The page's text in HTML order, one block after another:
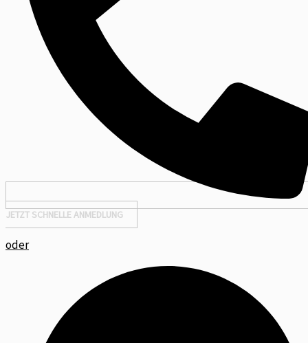
JETZT SCHNELLE ANMEDLUNG
oder